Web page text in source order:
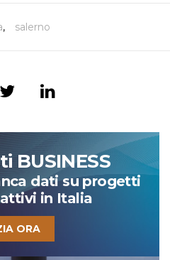
, salerno
BUSINESS
dati su progetti
in Italia
ORA